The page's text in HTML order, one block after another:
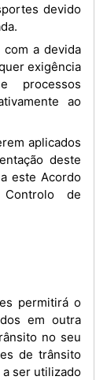
devido
exigência
processos
ao
deste
este Acordo
de
em outra
no seu
de trânsito
ser utilizado